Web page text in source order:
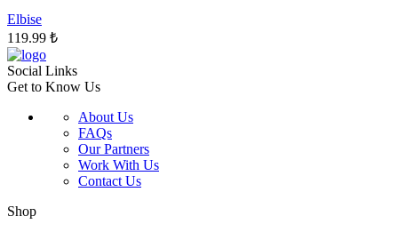
Elbise
119.99 ₺
Social Links
Get to Know Us
About Us
FAQs
Our Partners
Work With Us
Contact Us
Shop